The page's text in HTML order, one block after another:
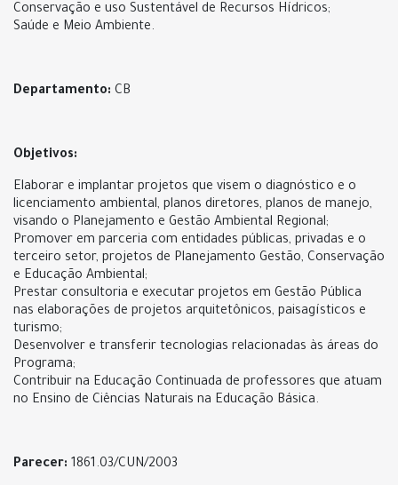
Conservação e uso Sustentável de Recursos Hídricos;
Saúde e Meio Ambiente.
Departamento: CB
Objetivos:
Elaborar e implantar projetos que visem o diagnóstico e o
licenciamento ambiental, planos diretores, planos de manejo,
visando o Planejamento e Gestão Ambiental Regional;
Promover em parceria com entidades públicas, privadas e o
terceiro setor, projetos de Planejamento Gestão, Conservação
e Educação Ambiental;
Prestar consultoria e executar projetos em Gestão Pública
nas elaborações de projetos arquitetônicos, paisagísticos e
turismo;
Desenvolver e transferir tecnologias relacionadas às áreas do
Programa;
Contribuir na Educação Continuada de professores que atuam
no Ensino de Ciências Naturais na Educação Básica.
Parecer: 1861.03/CUN/2003